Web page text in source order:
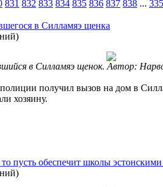
831 832 833 834 835 836 837 838 ...
в Силламяэ щенка
)
в Силламяэ щенок. Автор:
получил вызов на дом в
хозяину.
пусть обеспечит школы
)